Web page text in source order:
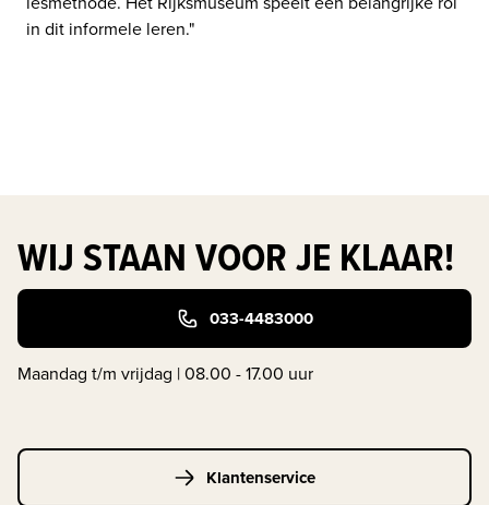
in dit informele leren."
WIJ STAAN VOOR JE KLAAR!
033-4483000
Maandag t/m vrijdag | 08.00 - 17.00 uur
Klantenservice